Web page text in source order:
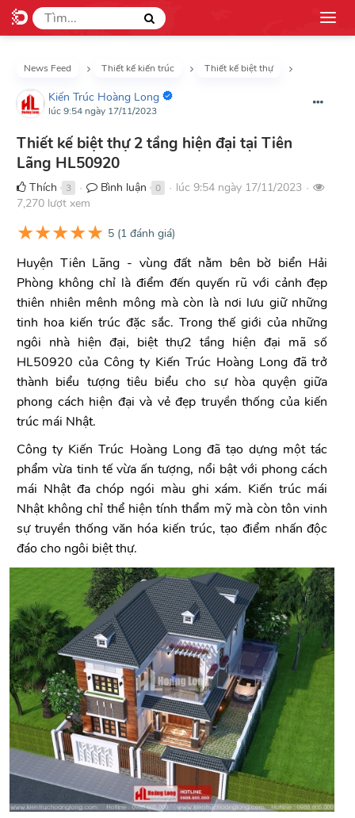
News Feed Thiết kế kiến trúc Thiết kế biệt thự
Kiến Trúc Hoàng Long
lúc 9:54 ngày 17/11/2023
Thiết kế biệt thự 2 tầng hiện đại tại Tiên
Lãng HL50920
Thích 3 ● Bình luận 0 ● lúc 9:54 ngày 17/11/2023 ●
7,270 lượt xem
★★★★★ 5 (1 đánh giá)
Huyện Tiên Lãng - vùng đất nằm bên bờ biển Hải
Phòng không chỉ là điểm đến quyến rũ với cảnh đẹp
thiên nhiên mênh mông mà còn là nơi lưu giữ những
tinh hoa kiến trúc đặc sắc. Trong thế giới của những
ngôi nhà hiện đại, biệt thự2 tầng hiện đại mã số
HL50920 của Công ty Kiến Trúc Hoàng Long đã trở
thành biểu tượng tiêu biểu cho sự hòa quyện giữa
phong cách hiện đại và vẻ đẹp truyền thống của kiến
trúc mái Nhật.
Công ty Kiến Trúc Hoàng Long đã tạo dựng một tác
phẩm vừa tinh tế vừa ấn tượng, nổi bật với phong cách
mái Nhật đa chóp ngói màu ghi xám. Kiến trúc mái
Nhật không chỉ thể hiện tính thẩm mỹ mà còn tôn vinh
sự truyền thống văn hóa kiến trúc, tạo điểm nhấn độc
đáo cho ngôi biệt thự.